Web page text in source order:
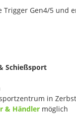
Trigger Gen4/5 und
Schießsport
in Zerbst
& Händler möglich